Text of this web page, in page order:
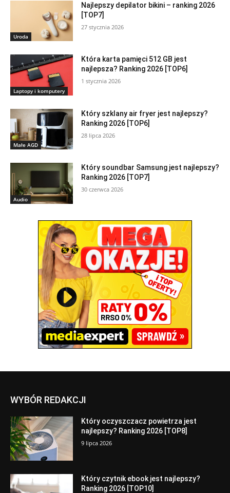
Uroda
Najlepszy depilator bikini – ranking 2026
[TOP7]
27 stycznia 2026
Laptopy i komputery
Która karta pamięci 512 GB jest
najlepsza? Ranking 2026 [TOP6]
1 stycznia 2026
Małe AGD
Który szklany air fryer jest najlepszy?
Ranking 2026 [TOP6]
28 lipca 2026
Audio
Który soundbar Samsung jest najlepszy?
Ranking 2026 [TOP7]
30 czerwca 2026
WYBÓR REDAKCJI
Który oczyszczacz powietrza jest
najlepszy? Ranking 2026 [TOP8]
9 lipca 2026
Który czytnik ebook jest najlepszy?
Ranking 2026 [TOP10]